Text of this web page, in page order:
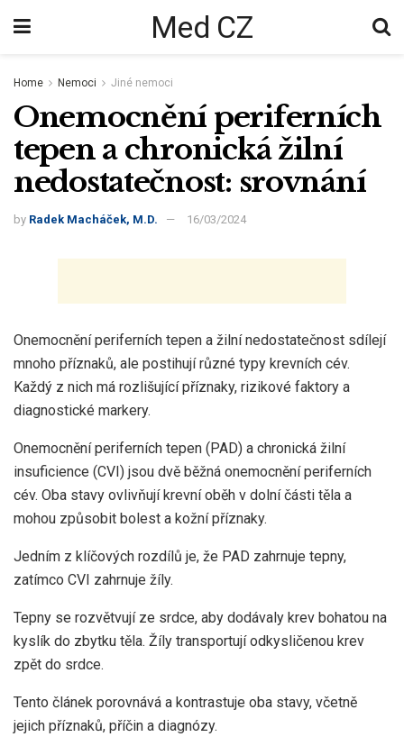
Med CZ
Home Nemoci Jiné nemoci
Onemocnění periferních
tepen a chronická žilní
nedostatečnost: srovnání
by Radek Macháček, M.D. 16/03/2024
Onemocnění periferních tepen a žilní nedostatečnost sdílejí
mnoho příznaků, ale postihují různé typy krevních cév.
Každý z nich má rozlišující příznaky, rizikové faktory a
diagnostické markery.
Onemocnění periferních tepen (PAD) a chronická žilní
insuficience (CVI) jsou dvě běžná onemocnění periferních
cév. Oba stavy ovlivňují krevní oběh v dolní části těla a
mohou způsobit bolest a kožní příznaky.
Jedním z klíčových rozdílů je, že PAD zahrnuje tepny,
zatímco CVI zahrnuje žíly.
Tepny se rozvětvují ze srdce, aby dodávaly krev bohatou na
kyslík do zbytku těla. Žíly transportují odkysličenou krev
zpět do srdce.
Tento článek porovnává a kontrastuje oba stavy, včetně
jejich příznaků, příčin a diagnózy.